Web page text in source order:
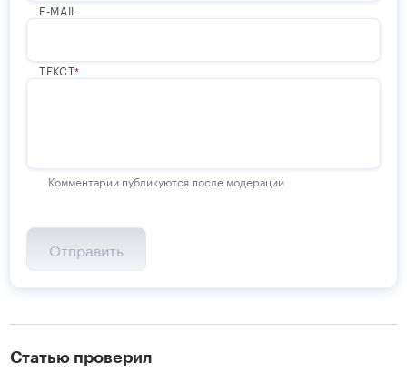
E-MAIL
ТЕКСТ
Комментарии публикуются после модерации
Статью проверил